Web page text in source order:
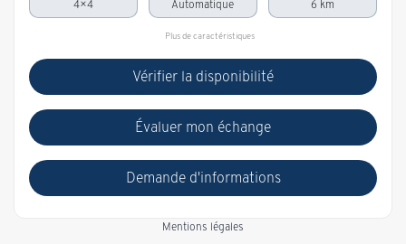
4×4 Automatique 6 km
Plus de caractéristiques
Vérifier la disponibilité
Évaluer mon échange
Demande d'informations
Mentions légales